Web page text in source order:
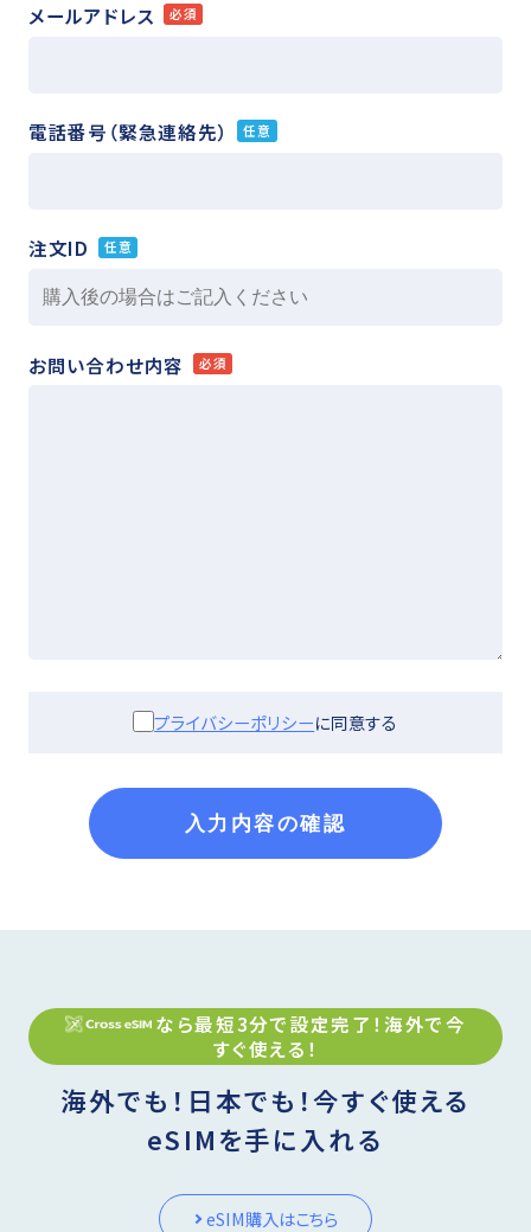
メールアドレス 必須
電話番号（緊急連絡先） 任意
注文ID 任意
お問い合わせ内容 必須
プライバシーポリシーに同意する
入力内容の確認
なら最短3分で設定完了！海外で今
すぐ使える！
海外でも！日本でも！今すぐ使える
eSIMを手に入れる
eSIM購入はこちら